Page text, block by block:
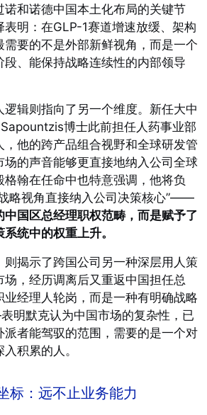
诺和诺德中国本土化布局的关键节
表明：在GLP-1赛道增速放缓、架构
要的不是外部新鲜视角，而是一个
段、能保持战略连续性的内部领导
辑则指向了另一个维度。新任大中
博士此前担任人药事业部
他的跨产品组合视野和全球研发管
场的声音能够更直接地纳入公司全球
格翰在任命中也特意强调，他将负
略视角直接纳入公司决策核心”——
国区总经理职权范畴，而是赋予了
统中的权重上升。
则揭示了跨国公司另一种深层用人策
，经历调离后又重返中国担任总
业经理人轮岗，而是一种有明确战略
明默克认为中国市场的复杂性，已
派者能驾驭的范围，需要的是一个对
积累的人。
标：远不止业务能力